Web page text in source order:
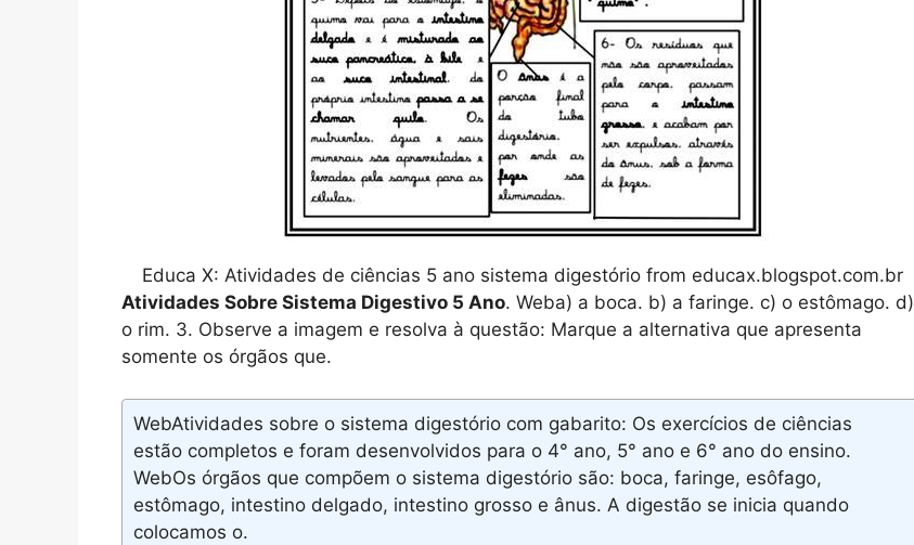
Educa X: Atividades de ciências 5 ano sistema digestório from educax.blogspot.com.br
Atividades Sobre Sistema Digestivo 5 Ano. Weba) a boca. b) a faringe. c) o estômago. d)
o rim. 3. Observe a imagem e resolva à questão: Marque a alternativa que apresenta
somente os órgãos que.
WebAtividades sobre o sistema digestório com gabarito: Os exercícios de ciências
estão completos e foram desenvolvidos para o 4° ano, 5° ano e 6° ano do ensino.
WebOs órgãos que compõem o sistema digestório são: boca, faringe, esôfago,
estômago, intestino delgado, intestino grosso e ânus. A digestão se inicia quando
colocamos o.